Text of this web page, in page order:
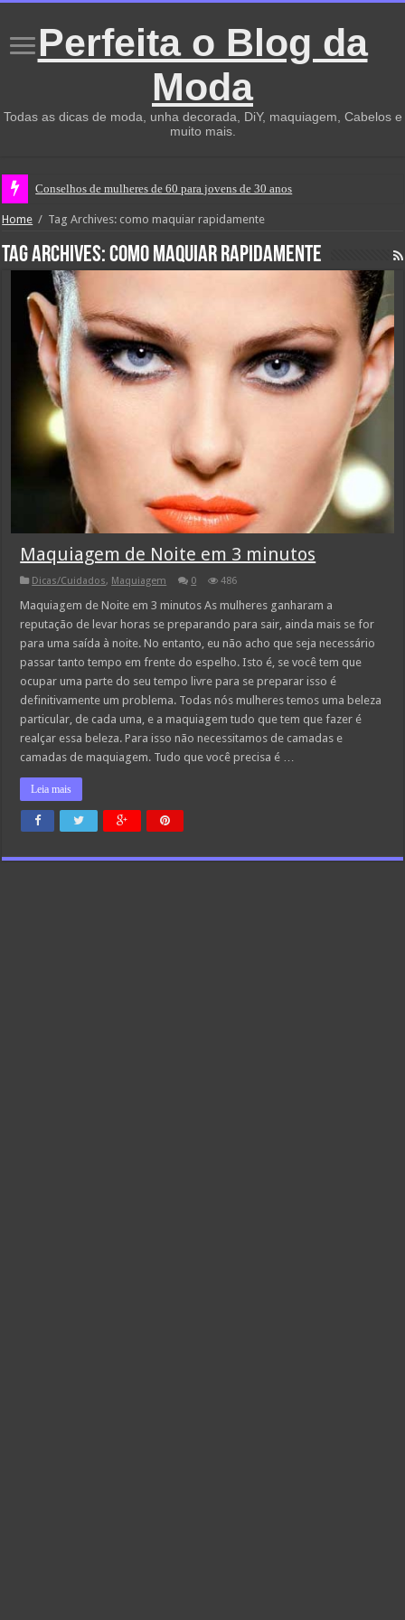
Perfeita o Blog da
Moda
Todas as dicas de moda, unha decorada, DiY, maquiagem, Cabelos e
muito mais.
Conselhos de mulheres de 60 para jovens de 30 anos
Home / Tag Archives: como maquiar rapidamente
Tag Archives:como maquiar rapidamente
Maquiagem de Noite em 3 minutos
Dicas/Cuidados, Maquiagem 0 486
Maquiagem de Noite em 3 minutos As mulheres ganharam a
reputação de levar horas se preparando para sair, ainda mais se for
para uma saída à noite. No entanto, eu não acho que seja necessário
passar tanto tempo em frente do espelho. Isto é, se você tem que
ocupar uma parte do seu tempo livre para se preparar isso é
definitivamente um problema. Todas nós mulheres temos uma beleza
particular, de cada uma, e a maquiagem tudo que tem que fazer é
realçar essa beleza. Para isso não necessitamos de camadas e
camadas de maquiagem. Tudo que você precisa é …
Leia mais